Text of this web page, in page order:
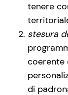
tenere
stesura
coerente
di